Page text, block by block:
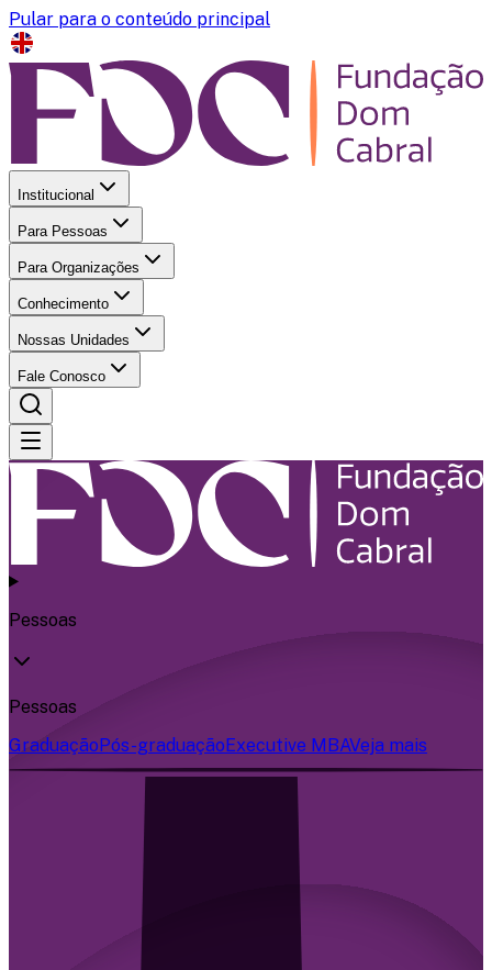
Pular para o conteúdo principal
Institucional
Para Pessoas
Para Organizações
Conhecimento
Nossas Unidades
Fale Conosco
Pessoas
Pessoas
GraduaçãoPós-graduaçãoExecutive MBAVeja mais